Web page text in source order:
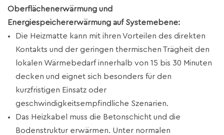
Oberflächenerwärmung und
Energiespeichererwärmung auf Systemebene:
Die Heizmatte kann mit ihren Vorteilen des direkten
Kontakts und der geringen thermischen Trägheit den
lokalen Wärmebedarf innerhalb von 15 bis 30 Minuten
decken und eignet sich besonders für den
kurzfristigen Einsatz oder
geschwindigkeitsempfindliche Szenarien.
Das Heizkabel muss die Betonschicht und die
Bodenstruktur erwärmen. Unter normalen